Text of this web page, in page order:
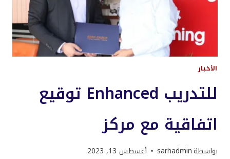
الأخبار
للتدريب Enhanced توقيع
اتفاقية مع مركز
بواسطةsarhadmin أغسطس 13, 2023